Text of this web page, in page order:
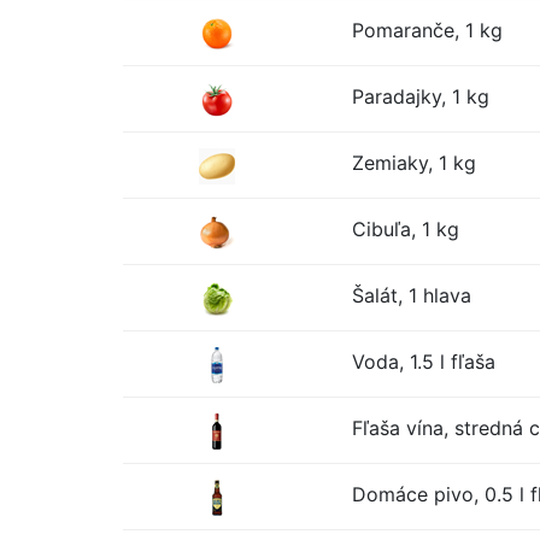
Pomaranče, 1 kg
Paradajky, 1 kg
Zemiaky, 1 kg
Cibuľa, 1 kg
Šalát, 1 hlava
Voda, 1.5 l fľaša
Fľaša vína, stredná
Domáce pivo, 0.5 l